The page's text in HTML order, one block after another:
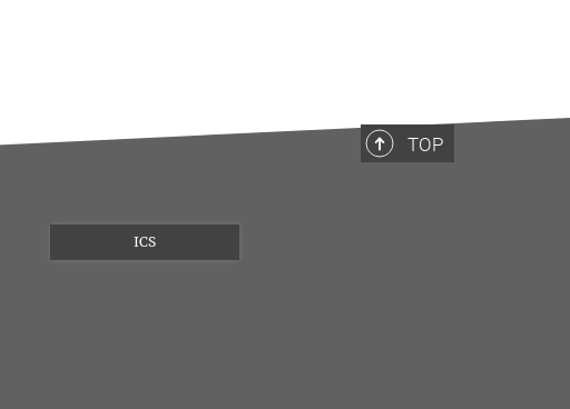
TOP
ICS